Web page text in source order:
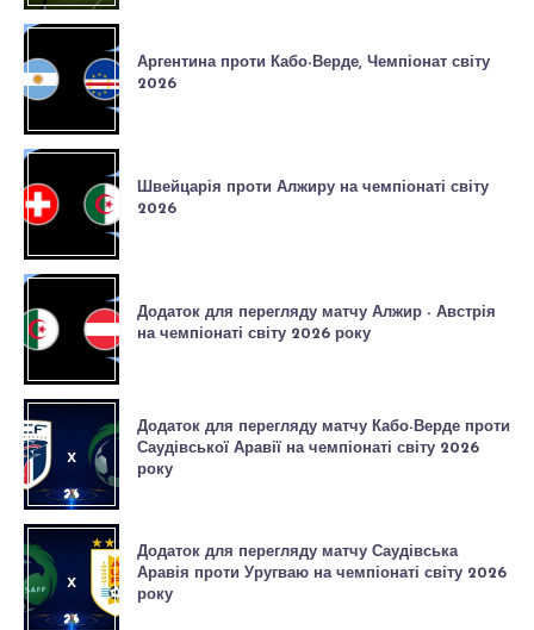
Аргентина проти Кабо-Верде, Чемпіонат світу
2026
Швейцарія проти Алжиру на чемпіонаті світу
2026
Додаток для перегляду матчу Алжир - Австрія
на чемпіонаті світу 2026 року
Додаток для перегляду матчу Кабо-Верде проти
Саудівської Аравії на чемпіонаті світу 2026
року
Додаток для перегляду матчу Саудівська
Аравія проти Уругваю на чемпіонаті світу 2026
року